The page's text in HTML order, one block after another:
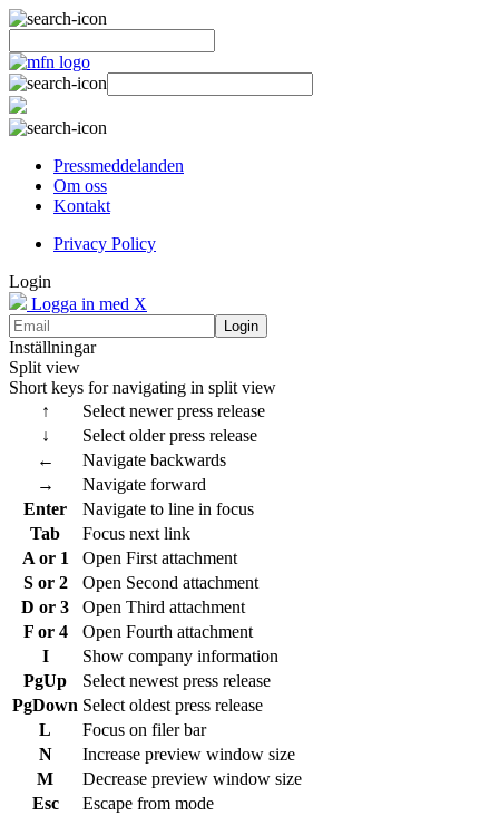
Pressmeddelanden
Om oss
Kontakt
Privacy Policy
Login
Logga in med X
Login
Inställningar
Split view
Short keys for navigating in split view
↑
Select newer press release
↓
Select older press release
←
Navigate backwards
→
Navigate forward
Enter
Navigate to line in focus
Tab
Focus next link
A or 1
Open First attachment
S or 2
Open Second attachment
D or 3
Open Third attachment
F or 4
Open Fourth attachment
I
Show company information
PgUp
Select newest press release
PgDown Select oldest press release
L
Focus on filer bar
N
Increase preview window size
M
Decrease preview window size
Esc
Escape from mode